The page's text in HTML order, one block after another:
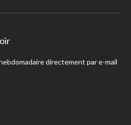
directement par e-mail